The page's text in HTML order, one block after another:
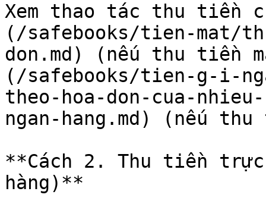
Xem thao tác thu tiền
(/safebooks/tien-mat/
don.md) (nếu thu tiền
(/safebooks/tien-g-i-
theo-hoa-don-cua-
ngan-hang.md) (nếu
**Cách 2. Thu tiền
hàng)**